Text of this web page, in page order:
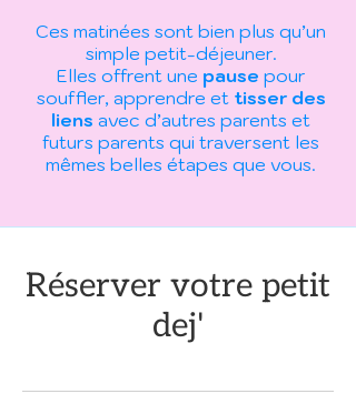
Ces matinées sont bien plus qu’un
simple petit-déjeuner.
Elles offrent une pause pour
souffler, apprendre et tisser des
liens avec d’autres parents et
futurs parents qui traversent les
mêmes belles étapes que vous.
Réserver votre petit
dej'